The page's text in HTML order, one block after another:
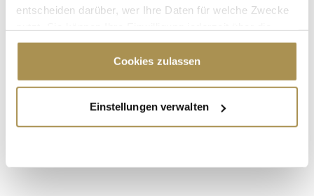
entscheiden darüber, wer Ihre Daten für welche Zwecke
Cookie-Erklärung oder durch Klicken auf das Privacy
Trigger Symbol ändern oder widerrufen
Informationen über Ihre geografische Lage
erfassen, welche bis auf einige Meter genau sein
Cookies zulassen
Einstellungen verwalten
* Pflichtfelder.
LAUTSCHALTEN